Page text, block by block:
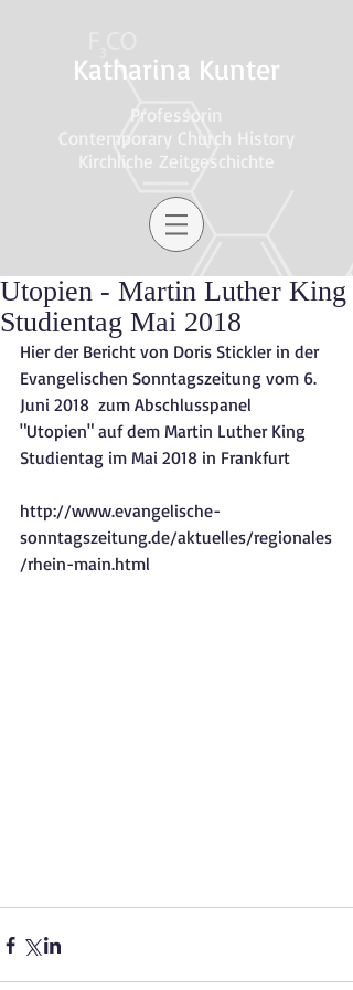
Katharina Kunter
Professorin
Contemporary Church History
Kirchliche Zeitgeschichte
Utopien - Martin Luther King
Studientag Mai 2018
Hier der Bericht von Doris Stickler in der
Evangelischen Sonntagszeitung vom 6.
Juni 2018  zum Abschlusspanel
"Utopien" auf dem Martin Luther King
Studientag im Mai 2018 in Frankfurt
http://www.evangelische-
sonntagszeitung.de/aktuelles/regionales
/rhein-main.html